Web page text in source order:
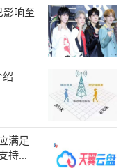
影响至
满足
持，